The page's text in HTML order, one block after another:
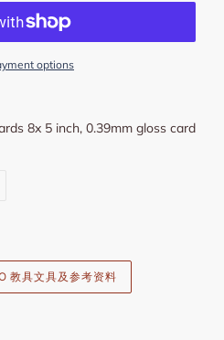
options
8x 5 inch, 0.39mm gloss card
教具文具及参考资料